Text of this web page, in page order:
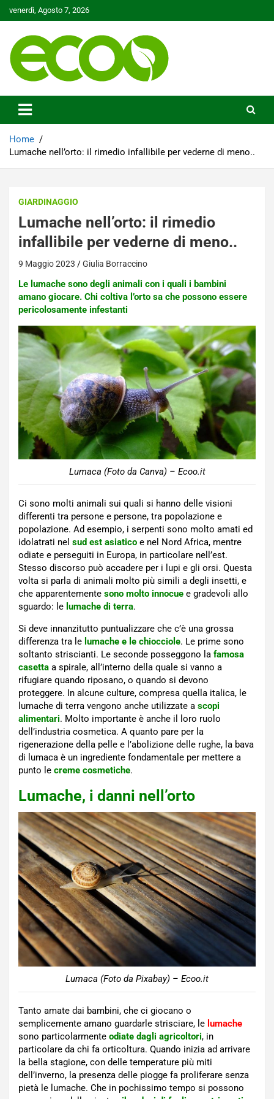
to
venerdì, Agosto 7, 2026
Ecoo.it
Home
Lumache nell’orto: il rimedio infallibile per vederne di meno..
GIARDINAGGIO
Lumache nell’orto: il rimedio
infallibile per vederne di meno..
9 Maggio 2023 Giulia Borraccino
Le lumache sono degli animali con i quali i bambini
amano giocare. Chi coltiva l’orto sa che possono essere
pericolosamente infestanti
Lumaca (Foto da Canva) – Ecoo.it
Ci sono molti animali sui quali si hanno delle visioni
differenti tra persone e persone, tra popolazione e
popolazione. Ad esempio, i serpenti sono molto amati ed
idolatrati nel sud est asiatico e nel Nord Africa, mentre
odiate e perseguiti in Europa, in particolare nell’est.
Stesso discorso può accadere per i lupi e gli orsi. Questa
volta si parla di animali molto più simili a degli insetti, e
che apparentemente sono molto innocue e gradevoli allo
sguardo: le lumache di terra.
Si deve innanzitutto puntualizzare che c’è una grossa
differenza tra le lumache e le chiocciole. Le prime sono
soltanto striscianti. Le seconde posseggono la famosa
casetta a spirale, all’interno della quale si vanno a
rifugiare quando riposano, o quando si devono
proteggere. In alcune culture, compresa quella italica, le
lumache di terra vengono anche utilizzate a scopi
alimentari. Molto importante è anche il loro ruolo
dell’industria cosmetica. A quanto pare per la
rigenerazione della pelle e l’abolizione delle rughe, la bava
di lumaca è un ingrediente fondamentale per mettere a
punto le creme cosmetiche.
Lumache, i danni nell’orto
Lumaca (Foto da Pixabay) – Ecoo.it
Tanto amate dai bambini, che ci giocano o
semplicemente amano guardarle strisciare, le lumache
sono particolarmente odiate dagli agricoltori, in
particolare da chi fa orticoltura. Quando inizia ad arrivare
la bella stagione, con delle temperature più miti
dell’inverno, la presenza delle piogge fa proliferare senza
pietà le lumache. Che in pochissimo tempo si possono